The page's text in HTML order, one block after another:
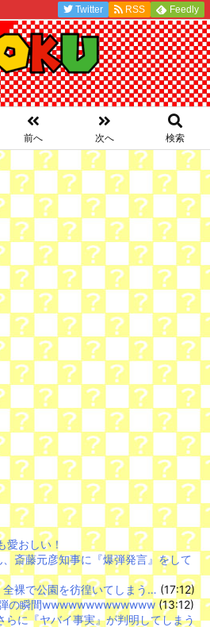
前へ 次へ 検索
Twitter RSS Feedly
愛おしい！
斎藤元彦知事に『爆弾発言』をして
全裸で公園を彷徨いてしまう… (17:12)
の瞬間wwwwwwwwwwwww(13:12)
らに『ヤバイ事実』が判明してしまう